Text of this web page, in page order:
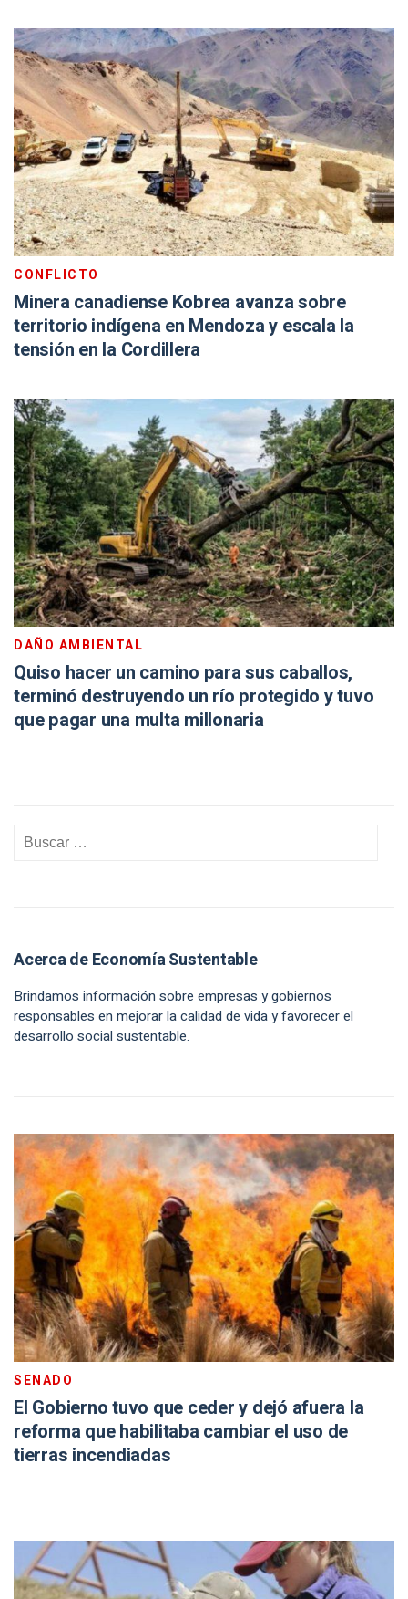
CONFLICTO
Minera canadiense Kobrea avanza sobre
territorio indígena en Mendoza y escala la
tensión en la Cordillera
DAÑO AMBIENTAL
Quiso hacer un camino para sus caballos,
terminó destruyendo un río protegido y tuvo
que pagar una multa millonaria
Acerca de Economía Sustentable
Brindamos información sobre empresas y gobiernos
responsables en mejorar la calidad de vida y favorecer el
desarrollo social sustentable.
SENADO
El Gobierno tuvo que ceder y dejó afuera la
reforma que habilitaba cambiar el uso de
tierras incendiadas